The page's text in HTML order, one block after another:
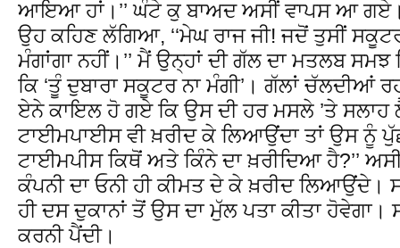
ਆਇਆ ਹਾਂ।’’ ਘੰਟੇ ਕੁ ਬਾਅਦ ਅਸੀਂ ਵਾਪਸ ਆ
ਉਹ ਕਹਿਣ ਲੱਗਿਆ, ‘‘ਮੇਘ ਰਾਜ ਜੀ! ਜਦੋਂ ਤੁਸੀਂ
ਮੰਗਾਂਗਾ ਨਹੀਂ।’’ ਮੈਂ ਉਨ੍ਹਾਂ ਦੀ ਗੱਲ ਦਾ ਮਤਲਬ
ਕਿ ‘ਤੂੰ ਦੁਬਾਰਾ ਸਕੂਟਰ ਨਾ ਮੰਗੀ’। ਗੱਲਾਂ
ਏਨੇ ਕਾਇਲ ਹੋ ਗਏ ਕਿ ਉਸ ਦੀ ਹਰ ਮਸਲੇ ’ਤੇ
ਟਾਈਮਪਾਈਸ ਵੀ ਖ਼ਰੀਦ ਕੇ ਲਿਆਉਂਦਾ ਤਾਂ ਉਸ ਨੂੰ
ਟਾਈਮਪੀਸ ਕਿਥੋਂ ਅਤੇ ਕਿੰਨੇ ਦਾ ਖ਼ਰੀਦਿਆ ਹੈ?’’
ਕੰਪਨੀ ਦਾ ਓਨੀ ਹੀ ਕੀਮਤ ਦੇ ਕੇ ਖ਼ਰੀਦ ਲਿਆਉਂਦੇ।
ਹੀ ਦਸ ਦੁਕਾਨਾਂ ਤੋਂ ਉਸ ਦਾ ਮੁੱਲ ਪਤਾ ਕੀਤਾ
ਕਰਨੀ ਪੈਂਦੀ।